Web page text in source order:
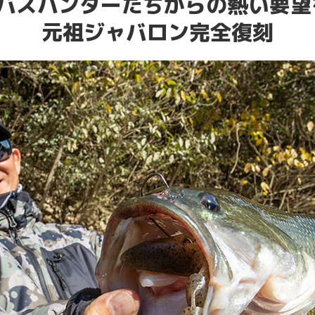
元祖ジャバロン完全復刻